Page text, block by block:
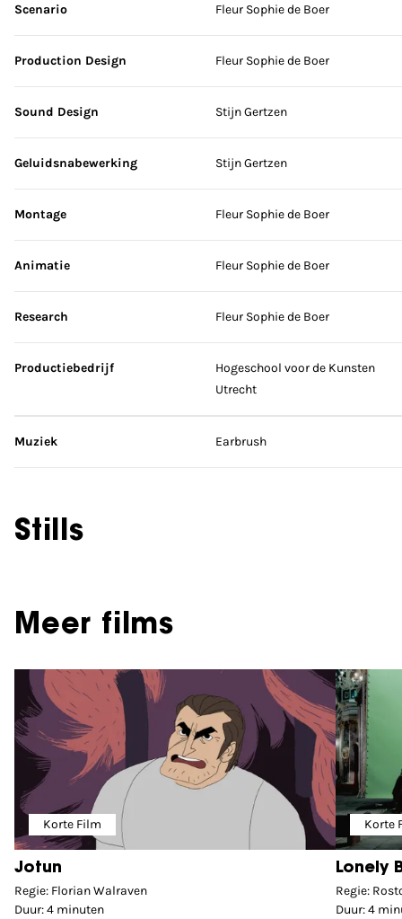
Scenario Fleur Sophie de Boer
Production Design Fleur Sophie de Boer
Sound Design Stijn Gertzen
Geluidsnabewerking Stijn Gertzen
Montage Fleur Sophie de Boer
Animatie Fleur Sophie de Boer
Research Fleur Sophie de Boer
Productiebedrijf
Hogeschool voor de Kunsten
Utrecht
Muziek Earbrush
Stills
Meer films
Korte Film
Jotun
Regie: Florian Walraven
Duur: 4 minuten
Korte
Lonely
Regie:
Duur: 4